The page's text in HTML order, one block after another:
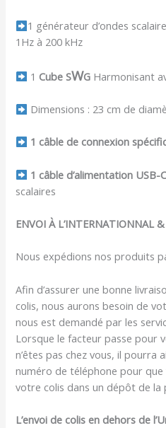
1 générateur d’ondes
1Hz à 200 kHz
1 Cube SWG Harmonisant
Dimensions : 23 cm de
1 câble de connexion
1 câble d’alimentation
scalaires
ENVOI À L’INTERNATIONNAL
Nous expédions nos produits
Afin d’assurer une bonne
colis, nous aurons besoin de
nous est demandé par les
Lorsque le facteur passe pour
n’êtes pas chez vous, il pourra
numéro de téléphone pour
votre colis dans un dépôt de la
L’envoi de colis en dehors de